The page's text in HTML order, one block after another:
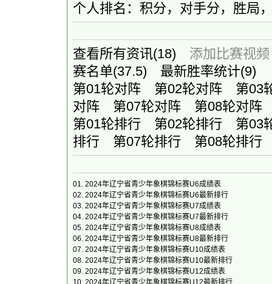
个人排名：积分，对手分，胜局
查看所有资讯(18) 添加比赛视频
赛名单(37.5) 最新胜率统计(9)
第01轮对阵
第02轮对阵
第03
对阵
第07轮对阵
第08轮对阵
第01轮排行
第02轮排行
第03
排行
第07轮排行 第08轮排行
01. 2024年辽宁省青少年象棋锦标赛U6成绩表
02. 2024年辽宁省青少年象棋锦标赛U6最新排行
03. 2024年辽宁省青少年象棋锦标赛U7成绩表
04. 2024年辽宁省青少年象棋锦标赛U7最新排行
05. 2024年辽宁省青少年象棋锦标赛U8成绩表
06. 2024年辽宁省青少年象棋锦标赛U8最新排行
07. 2024年辽宁省青少年象棋锦标赛U10成绩表
08. 2024年辽宁省青少年象棋锦标赛U10最新排行
09. 2024年辽宁省青少年象棋锦标赛U12成绩表
10. 2024年辽宁省青少年象棋锦标赛U12最新排行